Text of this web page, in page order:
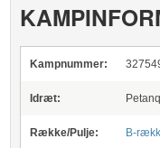
Kampnummer:
Idræt:
Række/Pulje: B-